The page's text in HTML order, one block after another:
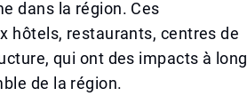
dans la région. Ces
hôtels, restaurants, centres de
qui ont des impacts à long
de la région.